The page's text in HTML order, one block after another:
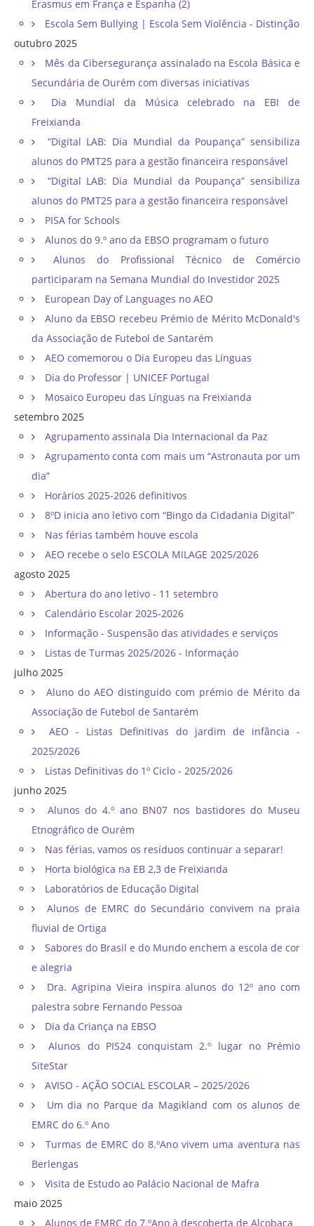
Erasmus em França e Espanha (2)
Escola Sem Bullying | Escola Sem Violência - Distinção
outubro 2025
Mês da Cibersegurança assinalado na Escola Básica e
Secundária de Ourém com diversas iniciativas
Dia Mundial da Música celebrado na EBI de
Freixianda
“Digital LAB: Dia Mundial da Poupança” sensibiliza
alunos do PMT25 para a gestão financeira responsável
“Digital LAB: Dia Mundial da Poupança” sensibiliza
alunos do PMT25 para a gestão financeira responsável
PISA for Schools
Alunos do 9.º ano da EBSO programam o futuro
Alunos do Profissional Técnico de Comércio
participaram na Semana Mundial do Investidor 2025
European Day of Languages no AEO
Aluno da EBSO recebeu Prémio de Mérito McDonald's
da Associação de Futebol de Santarém
AEO comemorou o Dia Europeu das Línguas
Dia do Professor | UNICEF Portugal
Mosaico Europeu das Línguas na Freixianda
setembro 2025
Agrupamento assinala Dia Internacional da Paz
Agrupamento conta com mais um “Astronauta por um
dia”
Horários 2025-2026 definitivos
8ºD inicia ano letivo com “Bingo da Cidadania Digital”
Nas férias também houve escola
AEO recebe o selo ESCOLA MILAGE 2025/2026
agosto 2025
Abertura do ano letivo - 11 setembro
Calendário Escolar 2025-2026
Informação - Suspensão das atividades e serviços
Listas de Turmas 2025/2026 - Informaçáo
julho 2025
Aluno do AEO distinguido com prémio de Mérito da
Associação de Futebol de Santarém
AEO - Listas Definitivas do jardim de infância -
2025/2026
Listas Definitivas do 1º Ciclo - 2025/2026
junho 2025
Alunos do 4.º ano BN07 nos bastidores do Museu
Etnográfico de Ourém
Nas férias, vamos os resíduos continuar a separar!
Horta biológica na EB 2,3 de Freixianda
Laboratórios de Educação Digital
Alunos de EMRC do Secundário convivem na praia
fluvial de Ortiga
Sabores do Brasil e do Mundo enchem a escola de cor
e alegria
Dra. Agripina Vieira inspira alunos do 12º ano com
palestra sobre Fernando Pessoa
Dia da Criança na EBSO
Alunos do PIS24 conquistam 2.º lugar no Prémio
SiteStar
AVISO - AÇÃO SOCIAL ESCOLAR – 2025/2026
Um dia no Parque da Magikland com os alunos de
EMRC do 6.º Ano
Turmas de EMRC do 8.ºAno vivem uma aventura nas
Berlengas
Visita de Estudo ao Palácio Nacional de Mafra
maio 2025
Alunos de EMRC do 7.ºAno à descoberta de Alcobaça